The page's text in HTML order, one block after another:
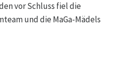
vor Schluss fiel die
und die MaGa-Mädels